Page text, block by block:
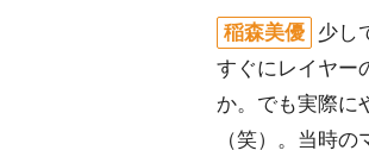
稲森美優
少し
すぐにレイヤー
か。でも実際に
（笑）。当時